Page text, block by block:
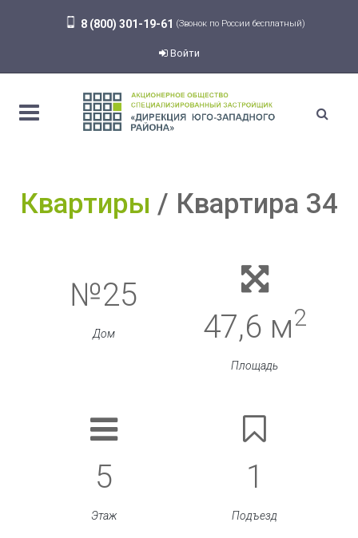
8 (800) 301-19-61 (Звонок по России бесплатный)
Войти
Квартиры Квартира 34
№25
Дом 47,6 м2
Площадь
5
Этаж
1
Подъезд